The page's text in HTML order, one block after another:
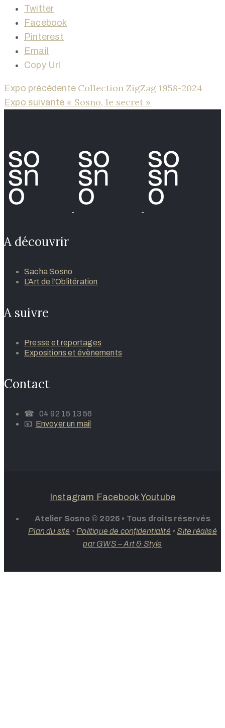
Twitter
Facebook
Pinterest
Email
Copy Url
Expo précédente Collection ZigZag 1958-2024
Expo suivante « Sosno, le secret »
A découvrir
Sacha Sosno
L’Art de l’Oblitération
A suivre
Presse et reportages
Expositions et évènements
Contact
☎ 04 92 15 13 56
📧 Envoyer un mail
Instagram FacebookYoutube
Atelier Sosno © 2026 • Tous droits réservés
Plan du site • Politique de confidentialité •Site réalisé
par GWS – Art & Style